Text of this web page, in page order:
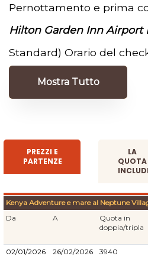
Pernottamento e prima
Hilton Garden Inn Airport
Standard) Orario del
Mostra Tutto
PREZZI E
PARTENZE
LA
QUOTA
Kenya Adventure e mare al Neptune
Da
A
Quota in
doppia/tripla
02/01/2026
26/02/2026 3940